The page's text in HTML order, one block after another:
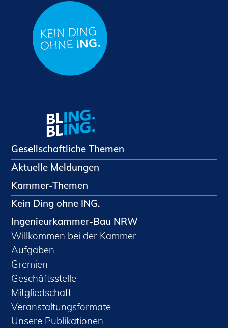
Gesellschaftliche Themen
Aktuelle Meldungen
Kammer-Themen
Kein Ding ohne ING.
Ingenieurkammer-Bau NRW
Willkommen bei der Kammer
Aufgaben
Gremien
Geschäftsstelle
Mitgliedschaft
Veranstaltungsformate
Unsere Publikationen